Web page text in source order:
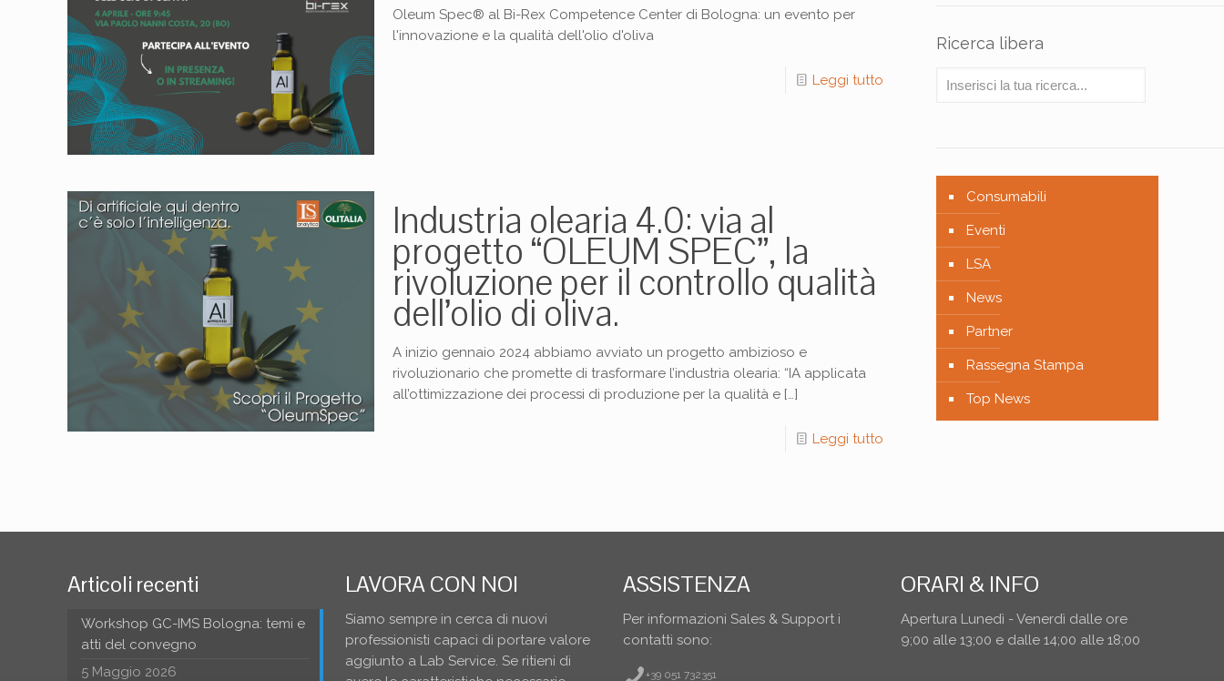
Oleum Spec® al Bi-Rex Competence Center di Bologna: un evento per
l'innovazione e la qualità dell'olio d'oliva
Leggi tutto
Industria olearia 4.0: via al
progetto “OLEUM SPEC”, la
rivoluzione per il controllo qualità
dell’olio di oliva.
A inizio gennaio 2024 abbiamo avviato un progetto ambizioso e
rivoluzionario che promette di trasformare l’industria olearia: “IA applicata
all’ottimizzazione dei processi di produzione per la qualità e[…]
Leggi tutto
Ricerca libera
Consumabili
Eventi
LSA
News
Partner
Rassegna Stampa
Top News
Articoli recenti
Workshop GC-IMS Bologna: temi e
atti del convegno
5 Maggio 2026
LAVORA CON NOI
Siamo sempre in cerca di nuovi
professionisti capaci di portare valore
aggiunto a Lab Service. Se ritieni di
ASSISTENZA
Per informazioni Sales & Support i
contatti sono:
+39 051 732351
ORARI & INFO
Apertura Lunedì - Venerdì dalle ore
9;00 alle 13;00 e dalle 14;00 alle 18;00